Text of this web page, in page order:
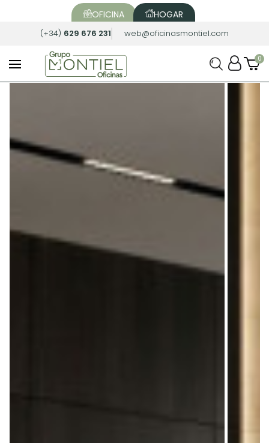
OFICINA HOGAR
(+34) 629 676 231 web@oficinasmontiel.com